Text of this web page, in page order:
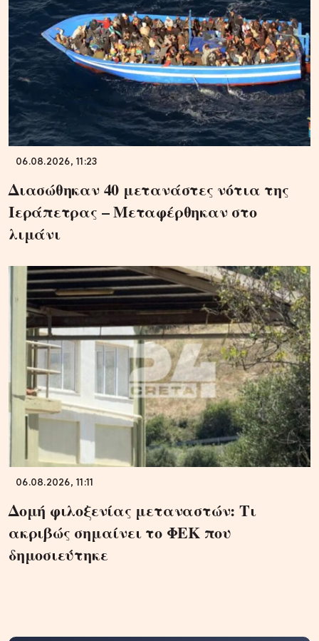
06.08.2026, 11:23
Διασώθηκαν 40 μετανάστες νότια της
Ιεράπετρας – Μεταφέρθηκαν στο
λιμάνι
06.08.2026, 11:11
Δομή φιλοξενίας μεταναστών: Τι
ακριβώς σημαίνει το ΦΕΚ που
δημοσιεύτηκε